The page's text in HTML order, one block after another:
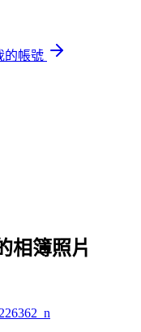
的帳號
相簿照片